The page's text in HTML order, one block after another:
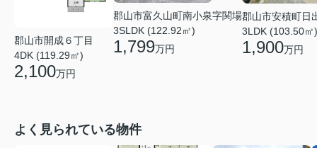
郡山市開成６丁目
4DK (119.29㎡)
2,100万円
郡山市富久山町南小泉字関場
3SLDK (122.92㎡)
1,799万円
郡山市安積町日
3LDK (103.50㎡)
1,900万円
よく見られている物件